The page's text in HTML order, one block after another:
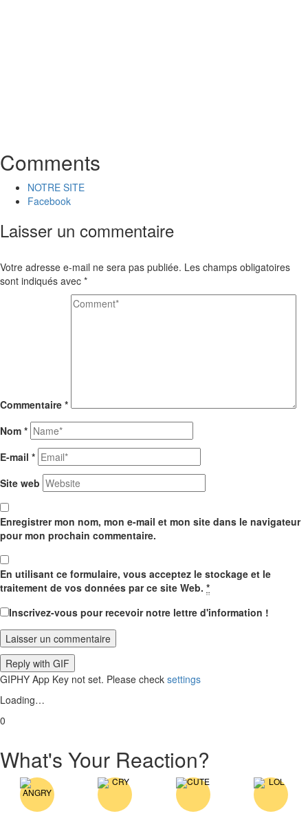
Comments
NOTRE SITE
Facebook
Laisser un commentaire
Votre adresse e-mail ne sera pas publiée. Les champs obligatoires
sont indiqués avec *
Commentaire *
Nom *
E-mail *
Site web
Enregistrer mon nom, mon e-mail et mon site dans le navigateur
pour mon prochain commentaire.
En utilisant ce formulaire, vous acceptez le stockage et le
traitement de vos données par ce site Web. *
Inscrivez-vous pour recevoir notre lettre d'information !
Laisser un commentaire
Reply with GIF
GIPHY App Key not set. Please check settings
Loading…
0
What's Your Reaction?